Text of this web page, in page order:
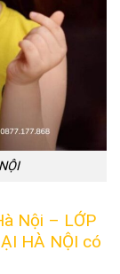
Nội – LỚP
HÀ NỘI có